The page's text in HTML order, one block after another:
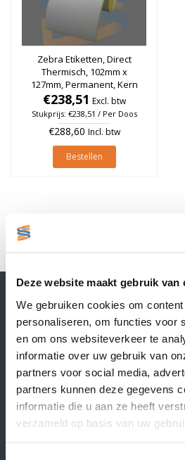
Deze website maakt gebruik van
We gebruiken cookies om
personaliseren, om functies voor
en om ons websiteverkeer te
informatie over uw gebruik van
partners voor social media,
partners kunnen deze gegevens
informatie die u aan ze heeft
verzameld op basis van uw
Zebra Etiketten, Direct
Thermisch, 102mm x
127mm, Permanent, Kern
25mm, rol à 565 stuks (Per
doos)
€238,51 Excl. btw
Stukprijs: €238,51 / Per Doos
€288,60 Incl. btw
Bestellen
Contactgegevens
Supply Service B.V.
Nijverheidsstraat 25-K
3861 RJ Nijkerk
info@supplyservice.nl
+31 33 468 13 42
KvK nummer: 66384737